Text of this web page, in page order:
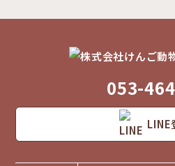
053-
LINE